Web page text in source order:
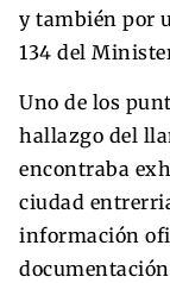
y también por
134 del
Uno de los
hallazgo del
encontraba
ciudad
información